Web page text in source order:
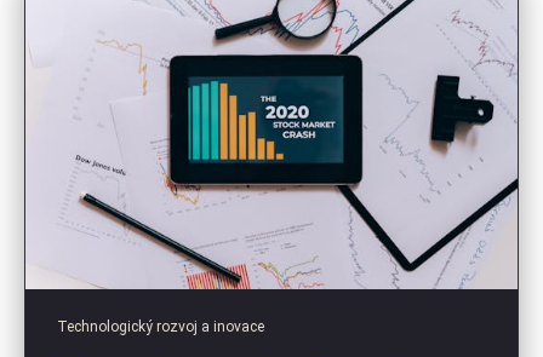
Technologický rozvoj a inovace